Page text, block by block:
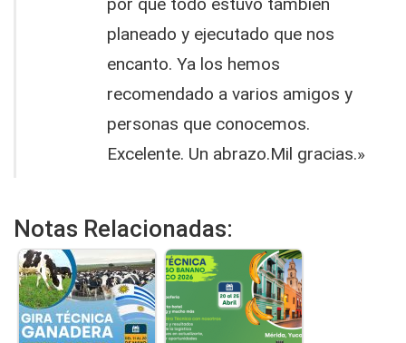
planeado y ejecutado que nos
encanto. Ya los hemos
recomendado a varios amigos y
personas que conocemos.
Excelente. Un abrazo.Mil gracias.»
Notas Relacionadas: